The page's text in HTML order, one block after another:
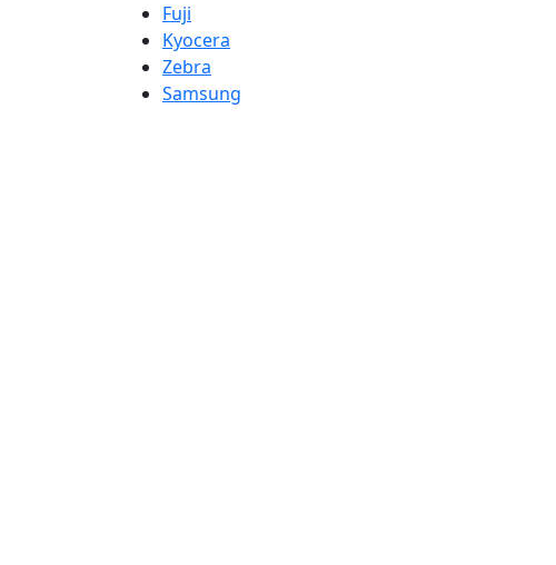
Fuji
Kyocera
Zebra
Samsung